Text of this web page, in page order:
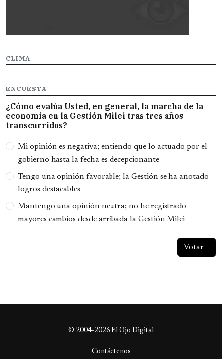
CLIMA
ENCUESTA
¿Cómo evalúa Usted, en general, la marcha de la
economía en la Gestión Milei tras tres años
transcurridos?
Opciones
Mi opinión es negativa; entiendo que lo actuado por el
gobierno hasta la fecha es decepcionante
Tengo una opinión favorable; la Gestión se ha anotado
logros destacables
Mantengo una opinión neutra; no he registrado
mayores cambios desde arribada la Gestión Milei
© 2004-2026 El Ojo Digital
Contáctenos